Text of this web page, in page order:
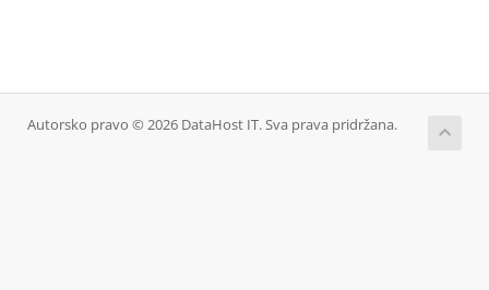
Autorsko pravo © 2026 DataHost IT. Sva prava pridržana.